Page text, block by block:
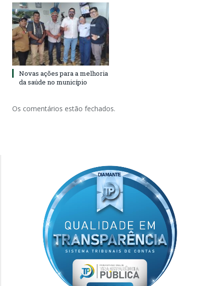
Novas ações para a melhoria
da saúde no município
Os comentários estão fechados.